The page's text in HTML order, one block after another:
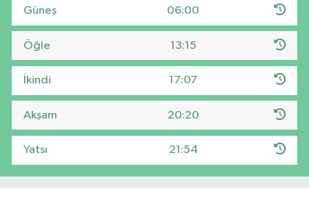
Güneş 06:00
Öğle 13:15
İkindi 17:07
Akşam 20:20
Yatsı 21:54